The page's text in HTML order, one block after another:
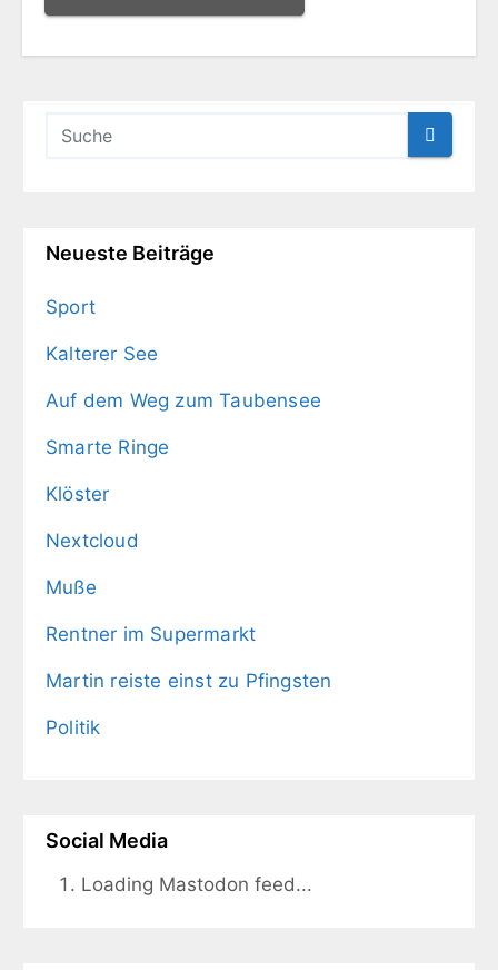
Neueste Beiträge
Sport
Kalterer See
Auf dem Weg zum Taubensee
Smarte Ringe
Klöster
Nextcloud
Muße
Rentner im Supermarkt
Martin reiste einst zu Pfingsten
Politik
Social Media
Loading Mastodon feed...